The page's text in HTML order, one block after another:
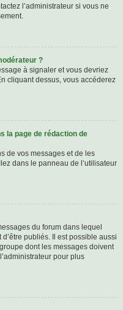
l’administrateur si vous ne
?
à signaler et vous devriez
cliquant dessus, vous accéderez
la page de rédaction de
de vos messages et de les
dans le panneau de l’utilisateur
du forum dans lequel
publiés. Il est possible aussi
dont les messages doivent
pour plus